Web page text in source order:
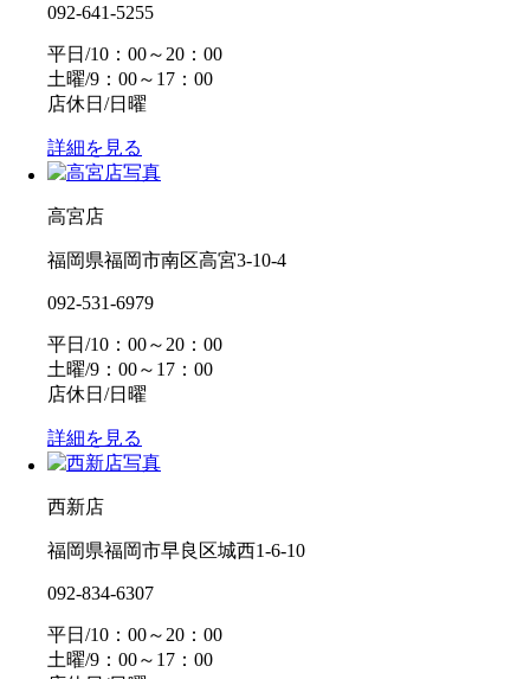
092-641-5255
平日/10：00～20：00
土曜/9：00～17：00
店休日/日曜
詳細を見る
高宮店
福岡県福岡市南区高宮3-10-4
092-531-6979
平日/10：00～20：00
土曜/9：00～17：00
店休日/日曜
詳細を見る
西新店
福岡県福岡市早良区城西1-6-10
092-834-6307
平日/10：00～20：00
土曜/9：00～17：00